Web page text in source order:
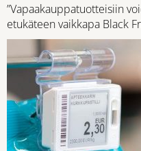
”Vapaakauppatuotteisiin
etukäteen vaikkapa Black